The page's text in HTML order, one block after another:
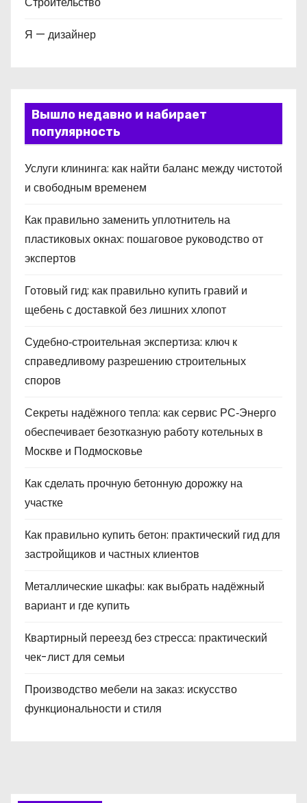
Я — дизайнер
Вышло недавно и набирает
популярность
Услуги клининга: как найти баланс между чистотой
и свободным временем
Как правильно заменить уплотнитель на
пластиковых окнах: пошаговое руководство от
экспертов
Готовый гид: как правильно купить гравий и
щебень с доставкой без лишних хлопот
Судебно‑строительная экспертиза: ключ к
справедливому разрешению строительных
споров
Секреты надёжного тепла: как сервис РС‑Энерго
обеспечивает безотказную работу котельных в
Москве и Подмосковье
Как сделать прочную бетонную дорожку на
участке
Как правильно купить бетон: практический гид для
застройщиков и частных клиентов
Металлические шкафы: как выбрать надёжный
вариант и где купить
Квартирный переезд без стресса: практический
чек-лист для семьи
Производство мебели на заказ: искусство
функциональности и стиля